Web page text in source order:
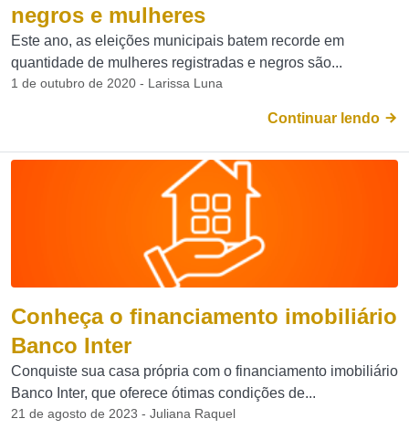
negros e mulheres
Este ano, as eleições municipais batem recorde em
quantidade de mulheres registradas e negros são...
1 de outubro de 2020 - Larissa Luna
Continuar lendo
Conheça o financiamento imobiliário
Banco Inter
Conquiste sua casa própria com o financiamento imobiliário
Banco Inter, que oferece ótimas condições de...
21 de agosto de 2023 - Juliana Raquel